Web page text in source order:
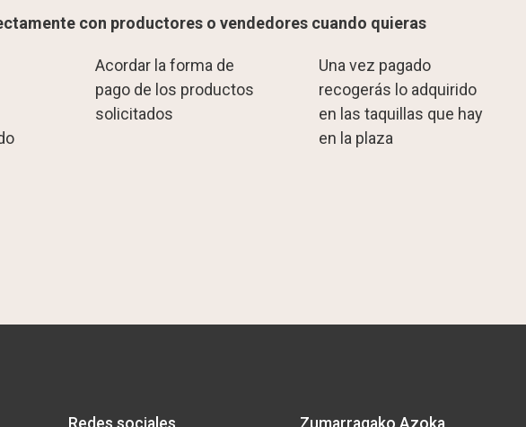
con productores o vendedores cuando quieras
Acordar la forma de
pago de los productos
solicitados
Una vez pagado
recogerás lo adquirido
en las taquillas que hay
en la plaza
Redes sociales Zumarragako Azoka